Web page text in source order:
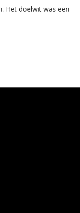
Het doelwit was een